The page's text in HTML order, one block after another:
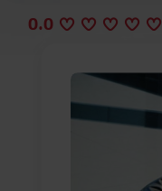
0.0